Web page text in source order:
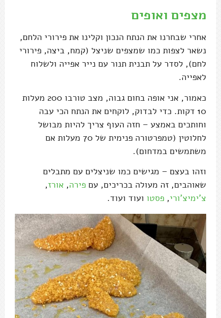
מצפים ואופים
אחרי שבחרנו את הנתח הנכון וקלינו את פירורי הלחם,
נשאר לצפות כמו שמצפים שניצל (קמח, ביצה, פירורי
לחם), לסדר על תבנית תנור עם נייר אפייה ולשלוח
לאפייה.
כאמור, אני אופה בחום גבוה, מצב טורבו 200 מעלות
10 דקות. כדי לבדוק, לוקחים את הנתח הכי עבה
וחותכים באמצע – חזה העוף צריך להיות מבושל
לחלוטין (טמפרטורה פנימית של 70 מעלות אם
משתמשים במדחום).
וזהו בעצם – מגישים כמו שניצלים עם מתבלים
שאוהבים, זה מעולה בכריכים, עם פירה, אורז,
צ'ימיצ'ורי, פסטו ועוד ועוד.